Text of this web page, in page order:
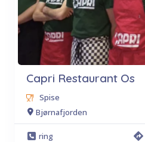
Capri Restaurant Os
Spise
Bjørnafjorden
ring